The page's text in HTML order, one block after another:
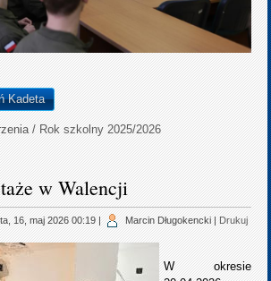
Kadeta
/ Rok szkolny 2025/2026
w Walencji
16, maj 2026 00:19 Marcin Długokencki
Drukuj
W okresie